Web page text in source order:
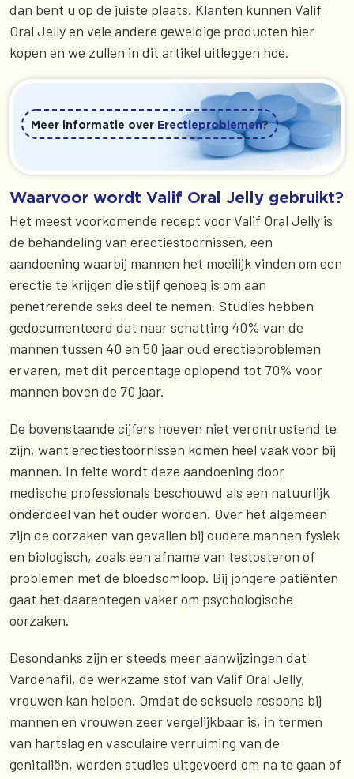
dan bent u op de juiste plaats. Klanten kunnen Valif
Oral Jelly en vele andere geweldige producten hier
kopen en we zullen in dit artikel uitleggen hoe.
Meer informatie over Erectieproblemen?
Waarvoor wordt Valif Oral Jelly gebruikt?
Het meest voorkomende recept voor Valif Oral Jelly is
de behandeling van erectiestoornissen, een
aandoening waarbij mannen het moeilijk vinden om een
erectie te krijgen die stijf genoeg is om aan
penetrerende seks deel te nemen. Studies hebben
gedocumenteerd dat naar schatting 40% van de
mannen tussen 40 en 50 jaar oud erectieproblemen
ervaren, met dit percentage oplopend tot 70% voor
mannen boven de 70 jaar.
De bovenstaande cijfers hoeven niet verontrustend te
zijn, want erectiestoornissen komen heel vaak voor bij
mannen. In feite wordt deze aandoening door
medische professionals beschouwd als een natuurlijk
onderdeel van het ouder worden. Over het algemeen
zijn de oorzaken van gevallen bij oudere mannen fysiek
en biologisch, zoals een afname van testosteron of
problemen met de bloedsomloop. Bij jongere patiënten
gaat het daarentegen vaker om psychologische
oorzaken.
Desondanks zijn er steeds meer aanwijzingen dat
Vardenafil, de werkzame stof van Valif Oral Jelly,
vrouwen kan helpen. Omdat de seksuele respons bij
mannen en vrouwen zeer vergelijkbaar is, in termen
van hartslag en vasculaire verruiming van de
genitaliën, werden studies uitgevoerd om na te gaan of